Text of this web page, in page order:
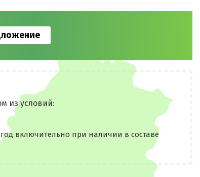
из условий:
включительно при наличии в составе